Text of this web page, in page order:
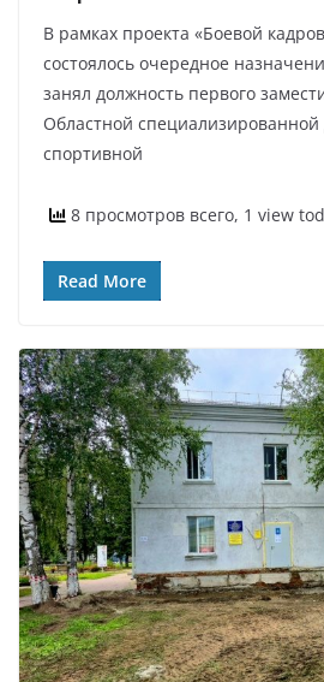
В рамках проекта «Боевой
состоялось очередное
занял должность первого
Областной специализированной
спортивной
8 просмотров всего, 1 view
Read More